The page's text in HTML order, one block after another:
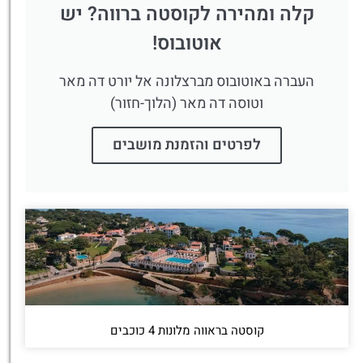
קלה ומהירה לקוסטה ברווה? יש
אוטובוס!
העברה באוטובוס מברצלונה אל יורט דה מאר
וטוסה דה מאר (הלוך-חזור)
לפרטים והזמנת מושבים
קוסטה בראווה מלונות 4 כוכבים